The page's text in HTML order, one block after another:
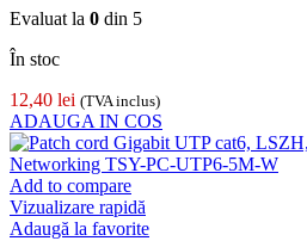
Evaluat la 0 din 5
În stoc
12,40 lei (TVA inclus)
ADAUGA IN COS
Add to compare
Vizualizare rapidă
Adaugă la favorite